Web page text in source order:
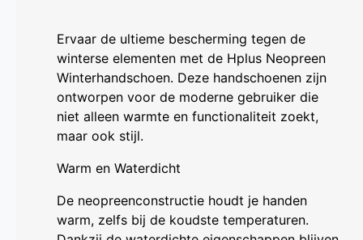
Ervaar de ultieme bescherming tegen de
winterse elementen met de Hplus Neopreen
Winterhandschoen. Deze handschoenen zijn
ontworpen voor de moderne gebruiker die
niet alleen warmte en functionaliteit zoekt,
maar ook stijl.
Warm en Waterdicht
De neopreenconstructie houdt je handen
warm, zelfs bij de koudste temperaturen.